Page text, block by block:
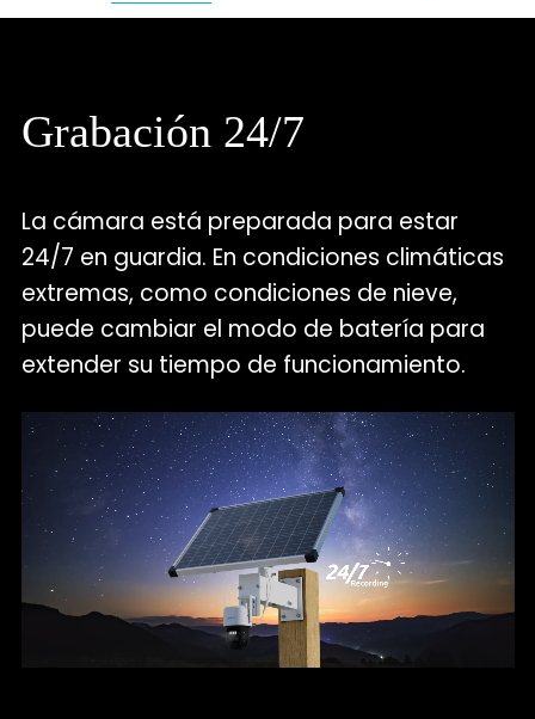
Grabación 24/7
La cámara está preparada para estar
24/7 en guardia. En condiciones climáticas
extremas, como condiciones de nieve,
puede cambiar el modo de batería para
extender su tiempo de funcionamiento.